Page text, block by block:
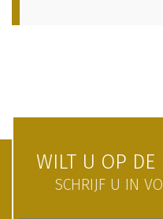
WILT U OP DE
SCHRIJF U IN